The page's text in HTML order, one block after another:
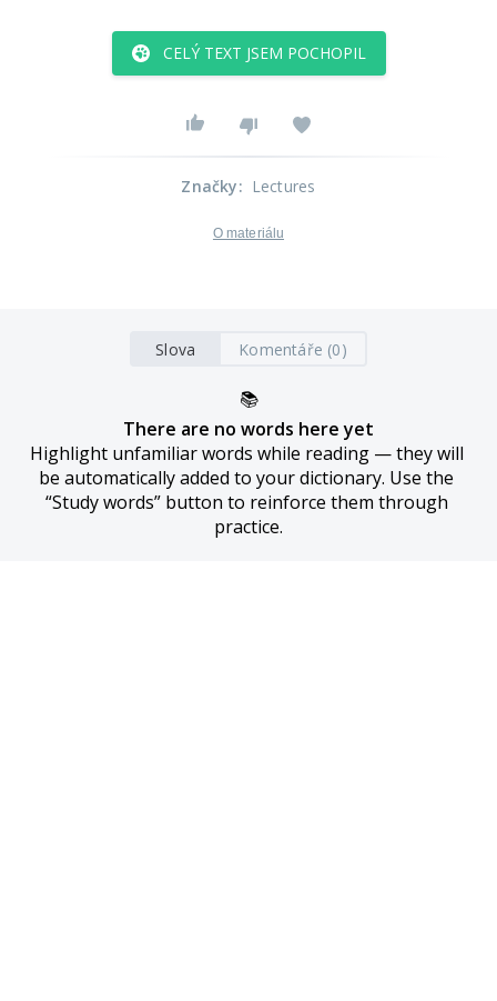
CELÝ TEXT JSEM POCHOPIL
Značky: Lectures
O materiálu
Slova Komentáře (0)
📚
There are no words here yet
Highlight unfamiliar words while reading — they will
be automatically added to your dictionary. Use the
“Study words” button to reinforce them through
practice.